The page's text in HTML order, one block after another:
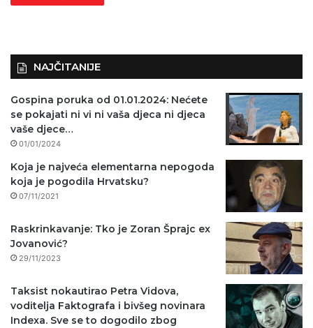
NAJČITANIJE
Gospina poruka od 01.01.2024: Nećete
se pokajati ni vi ni vaša djeca ni djeca
vaše djece…
01/01/2024
Koja je najveća elementarna nepogoda
koja je pogodila Hrvatsku?
07/11/2021
Raskrinkavanje: Tko je Zoran Šprajc ex
Jovanović?
29/11/2023
Taksist nokautirao Petra Vidova,
voditelja Faktografa i bivšeg novinara
Indexa. Sve se to dogodilo zbog